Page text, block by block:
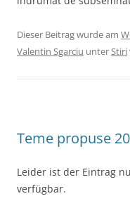
Dieser Beitrag wurde am
Valentin Sgarciu unterStiri
Teme propuse
Leider ist der Eintrag
verfügbar.